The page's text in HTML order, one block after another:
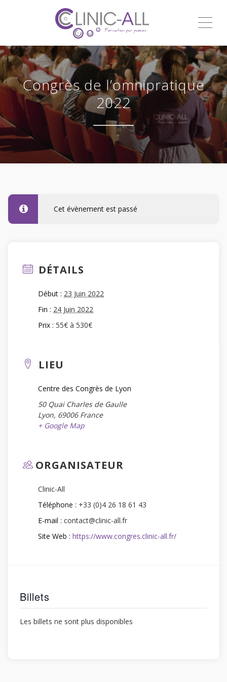
Congrès de l’omnipratique
2022
Cet évènement est passé
DÉTAILS
Début : 23 Juin 2022
Fin : 24 Juin 2022
Prix : 55€ à 530€
LIEU
Centre des Congrès de Lyon
50 Quai Charles de Gaulle
Lyon, 69006 France
+ Google Map
ORGANISATEUR
Clinic-All
Téléphone : +33 (0)4 26 18 61 43
E-mail : contact@clinic-all.fr
Site Web : https://www.congres.clinic-all.fr/
Billets
Les billets ne sont plus disponibles